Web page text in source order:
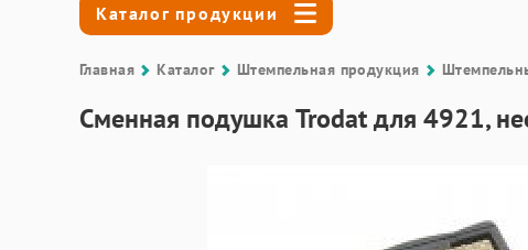
Каталог продукции
Главная Каталог Штемпельная продукция
Сменная подушка Trodat для 4921,